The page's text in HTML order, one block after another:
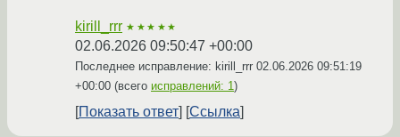
kirill_rrr ★★★★★
02.06.2026 09:50:47 +00:00
Последнее исправление: kirill_rrr 02.06.2026 09:51:19
+00:00 (всего исправлений: 1)
Показать ответ Ссылка